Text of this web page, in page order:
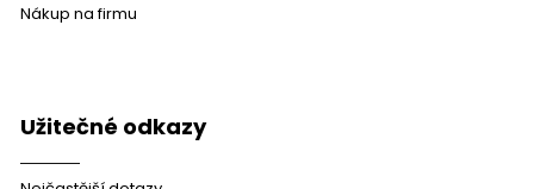
Nákup na firmu
Užitečné odkazy